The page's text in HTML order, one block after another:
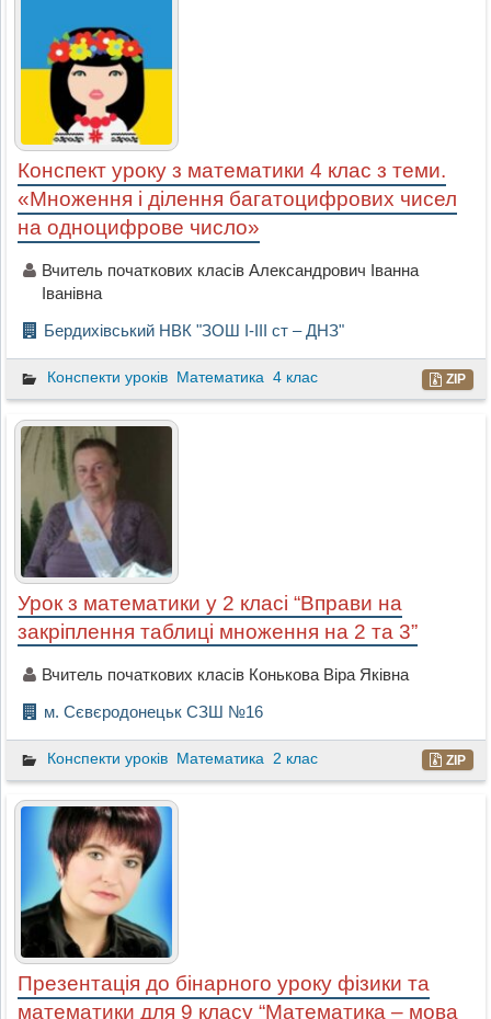
Конспект уроку з математики 4 клас з теми.
«Множення і ділення багатоцифрових чисел
на одноцифрове число»
Вчитель початкових класів Александрович Іванна
Іванівна
Бердихівський НВК "ЗОШ І-ІІІ ст – ДНЗ"
Конспекти уроків Математика 4 клас ZIP
Урок з математики у 2 класі “Вправи на
закріплення таблиці множення на 2 та 3”
Вчитель початкових класів Конькова Віра Яківна
м. Сєвєродонецьк СЗШ №16
Конспекти уроків Математика 2 клас ZIP
Презентація до бінарного уроку фізики та
математики для 9 класу “Математика – мова